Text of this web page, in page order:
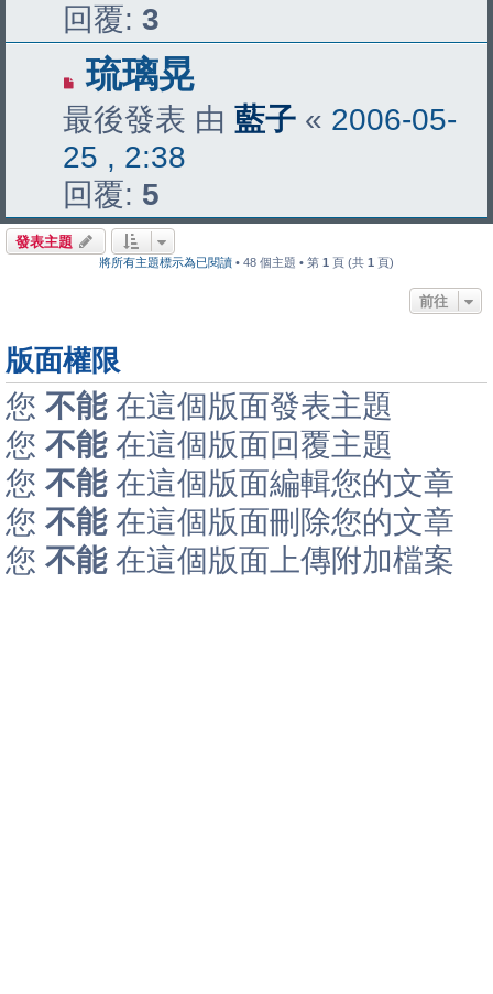
回覆: 3
琉璃晃
最後發表 由 藍子 « 2006-05-
25 , 2:38
回覆: 5
發表主題
將所有主題標示為已閱讀 • 48 個主題 • 第 1 頁 (共 1 頁)
前往
版面權限
您 不能在這個版面發表主題
您 不能在這個版面回覆主題
您 不能在這個版面編輯您的文章
您 不能在這個版面刪除您的文章
您 不能在這個版面上傳附加檔案